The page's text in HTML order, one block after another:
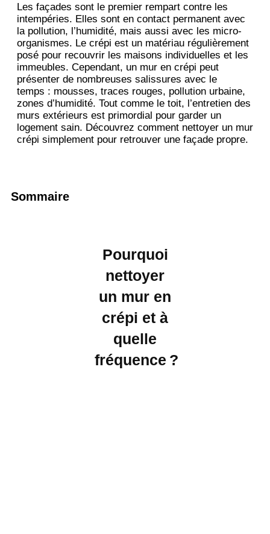
Les façades sont le premier rempart contre les
intempéries. Elles sont en contact permanent avec
la pollution, l’humidité, mais aussi avec les micro-
organismes. Le crépi est un matériau régulièrement
posé pour recouvrir les maisons individuelles et les
immeubles. Cependant, un mur en crépi peut
présenter de nombreuses salissures avec le
temps : mousses, traces rouges, pollution urbaine,
zones d’humidité. Tout comme le toit, l’entretien des
murs extérieurs est primordial pour garder un
logement sain. Découvrez comment nettoyer un mur
crépi simplement pour retrouver une façade propre.
Sommaire
Pourquoi
nettoyer
un mur en
crépi et à
quelle
fréquence ?